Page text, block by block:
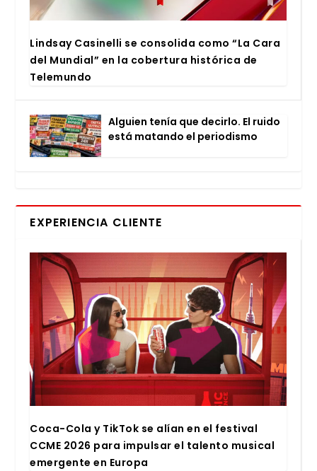
Lind­say Casi­ne­lli se con­so­li­da como “La Cara
del Mun­dial” en la cober­tu­ra his­tó­ri­ca de
Tele­mun­do
Alguien tenía que decir­lo. El rui­do
está matan­do el perio­dis­mo
EXPERIENCIA CLIENTE
Coca-Cola y Tik­Tok se alían en el fes­ti­val
CCME 2026 para impul­sar el talen­to musi­cal
emer­gen­te en Euro­pa